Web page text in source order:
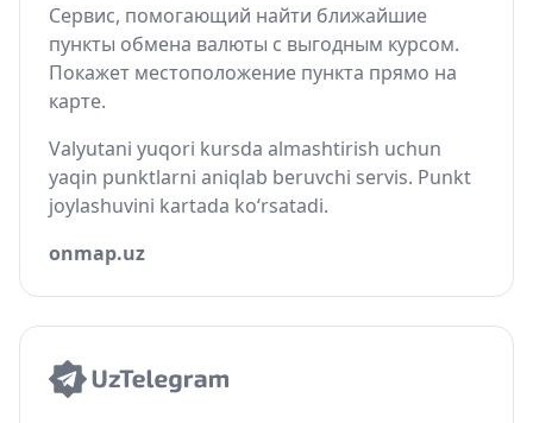
Сервис, помогающий найти ближайшие
пункты обмена валюты с выгодным курсом.
Покажет местоположение пункта прямо на
карте.
Valyutani yuqori kursda almashtirish uchun
yaqin punktlarni aniqlab beruvchi servis. Punkt
joylashuvini kartada ko‘rsatadi.
onmap.uz